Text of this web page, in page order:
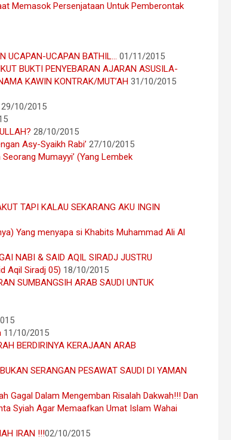
Memasok Persenjataan Untuk Pemberontak
UCAPAN-UCAPAN BATHIL… 01/11/2015
BUKTI PENYEBARAN AJARAN ASUSILA-
KAWIN KONTRAK/MUT’AH 31/10/2015
29/10/2015
28/10/2015
Asy-Syaikh Rabi’ 27/10/2015
Mumayyi’ (Yang Lembek
TAPI KALAU SEKARANG AKU INGIN
Yang menyapa si Khabits Muhammad Ali Al
NABI & SAID AQIL SIRADJ JUSTRU
Aqil Siradj 05) 18/10/2015
SUMBANGSIH ARAB SAUDI UNTUK
11/10/2015
BERDIRINYA KERAJAAN ARAB
SERANGAN PESAWAT SAUDI DI YAMAN
Gagal Dalam Mengemban Risalah Dakwah!!! Dan
Syiah Agar Memaafkan Umat Islam Wahai
IRAN !!!02/10/2015